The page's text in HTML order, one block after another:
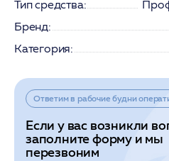
Тип средства:
Бренд:
Категория:
Ответим в рабочие будни
Если у вас возникли
заполните форму и мы
перезвоним